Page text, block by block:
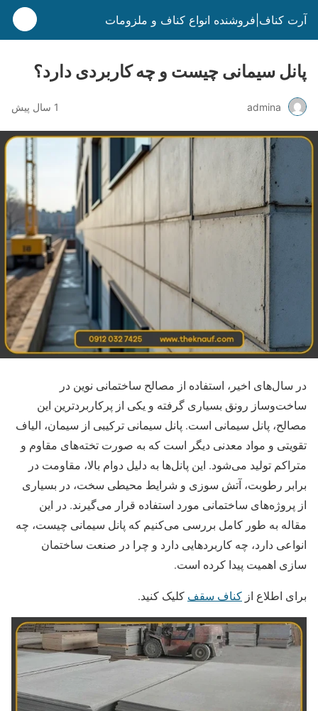
آرت کناف|فروشنده انواع کناف و ملزومات
پانل سیمانی چیست و چه کاربردی دارد؟
admina 1 سال پیش
در سال‌های اخیر، استفاده از مصالح ساختمانی نوین در
ساخت‌وساز رونق بسیاری گرفته و یکی از پرکاربردترین این
مصالح، پانل سیمانی است. پانل سیمانی ترکیبی از سیمان، الیاف
تقویتی و مواد معدنی دیگر است که به صورت تخته‌های مقاوم و
متراکم تولید می‌شود. این پانل‌ها به دلیل دوام بالا، مقاومت در
برابر رطوبت، آتش ‌سوزی و شرایط محیطی سخت، در بسیاری
از پروژه‌های ساختمانی مورد استفاده قرار می‌گیرند. در این
مقاله به ‌طور کامل بررسی می‌کنیم که پانل سیمانی چیست، چه
انواعی دارد، چه کاربردهایی دارد و چرا در صنعت ساختمان‌
سازی اهمیت پیدا کرده است.
برای اطلاع از کناف سقف کلیک کنید.